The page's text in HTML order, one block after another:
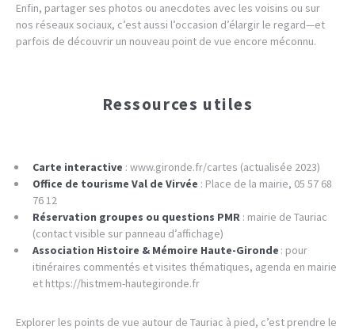
Enfin, partager ses photos ou anecdotes avec les voisins ou sur
nos réseaux sociaux, c’est aussi l’occasion d’élargir le regard—et
parfois de découvrir un nouveau point de vue encore méconnu.
Ressources utiles
Carte interactive : www.gironde.fr/cartes (actualisée 2023)
Office de tourisme Val de Virvée : Place de la mairie, 05 57 68
76 12
Réservation groupes ou questions PMR : mairie de Tauriac
(contact visible sur panneau d’affichage)
Association Histoire & Mémoire Haute-Gironde : pour
itinéraires commentés et visites thématiques, agenda en mairie
et https://histmem-hautegironde.fr
Explorer les points de vue autour de Tauriac à pied, c’est prendre le